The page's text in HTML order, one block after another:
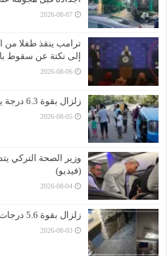
2026-08-07
ترامب ينقذ طفلا
إلى نكتة عن سقوط
2026-08-06
زلزال بقوة 6.3 درجة يضرب جنوب الفلبين (فيديو)
2026-08-05
وزير الصحة التركي
(فيديو)
2026-08-04
زلزال بقوة 5.6 درجات شمال شرق شرم الشيخ بمصر
2026-08-03